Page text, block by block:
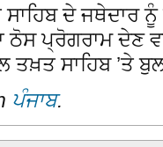
ਦੇ ਜਥੇਦਾਰ ਨੂੰ
ਪ੍ਰੋਗਰਾਮ ਦੇਣ
ਸਾਹਿਬ ’ਤੇ
ਪੰਜਾਬ.